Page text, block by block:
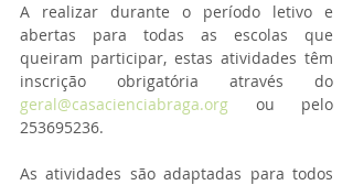
A realizar durante o período letivo e
abertas para todas as escolas que
queiram participar, estas atividades têm
geral@casacienciabraga.org ou pelo
253695236.
As atividades são adaptadas para todos